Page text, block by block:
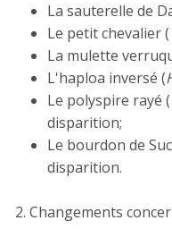
La sauterelle de
Le petit chevalier (
La mulette
L'haploa inversé (
Le polyspire rayé (
disparition;
Le bourdon de
disparition.
Changements